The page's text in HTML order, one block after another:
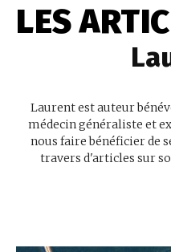
LES
Laurent est auteur
médecin généraliste et
nous faire bénéficier de
travers d'articles sur